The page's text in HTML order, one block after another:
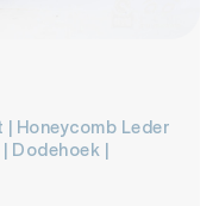
Honeycomb Leder
Dodehoek |